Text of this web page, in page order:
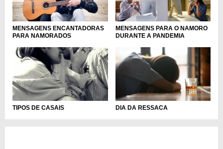
MENSAGENS ENCANTADORAS
PARA NAMORADOS
MENSAGENS PARA O NAMORO
DURANTE A PANDEMIA
TIPOS DE CASAIS DIA DA RESSACA